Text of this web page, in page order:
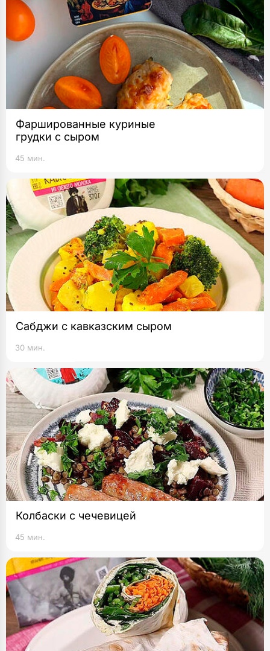
Фаршированные куриные
грудки с сыром
45 мин.
Сабджи с кавказским сыром
30 мин.
Колбаски с чечевицей
45 мин.